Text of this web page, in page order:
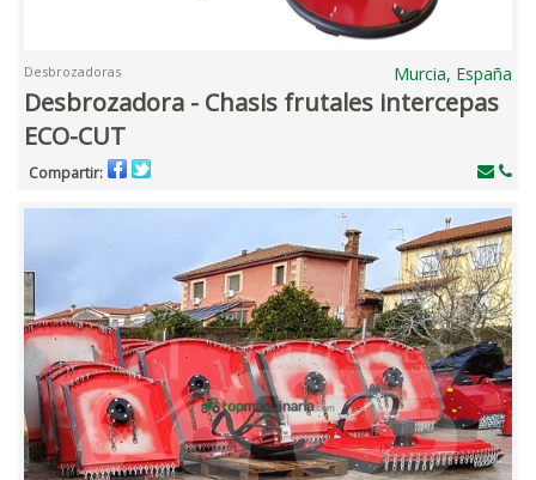
Desbrozadoras Murcia, España
Desbrozadora - Chasis frutales intercepas
ECO-CUT
Compartir: